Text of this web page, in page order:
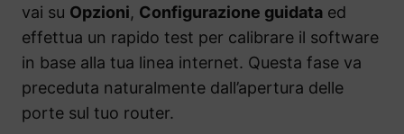
vai su Opzioni, Configurazione guidata ed
effettua un rapido test per calibrare il software
in base alla tua linea internet. Questa fase va
preceduta naturalmente dall’apertura delle
porte sul tuo router.